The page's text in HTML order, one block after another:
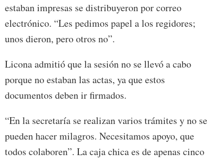
estaban impresas se distribuyeron por correo
electrónico. “Les pedimos papel a los regidores;
unos dieron, pero otros no”.
Licona admitió que la sesión no se llevó a cabo
porque no estaban las actas, ya que estos
documentos deben ir firmados.
“En la secretaría se realizan varios trámites y no se
pueden hacer milagros. Necesitamos apoyo, que
todos colaboren”. La caja chica es de apenas cinco